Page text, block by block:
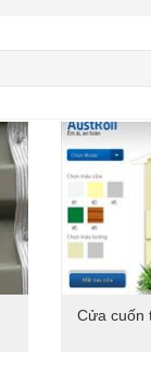
Cửa cuốn